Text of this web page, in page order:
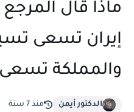
ماذا قال
إيران تسعى
والمملكة تسعى
الدكتور أيمن منذ 7 سنة